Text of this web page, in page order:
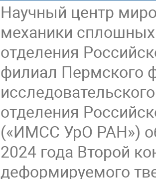
Научный центр
механики
отделения
филиал Пермского
отделения
(«ИМСС УрО РАН»)
2024 года Второй
деформируемого